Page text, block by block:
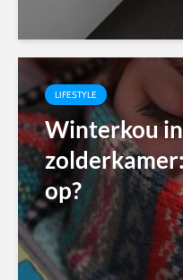
LIFESTYLE
Winterkou
op?